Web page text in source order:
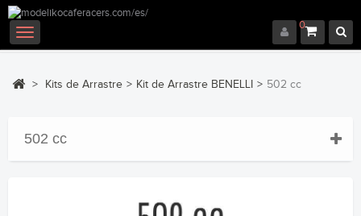
0
Navegación
Toggle
> Kits de Arrastre > Kit de Arrastre BENELLI > 502 cc
502 cc